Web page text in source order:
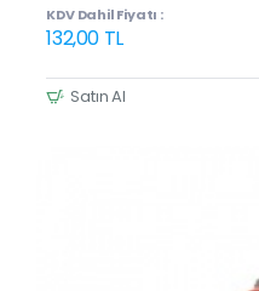
KDV Dahil Fiyatı :
132,00 TL
Satın Al